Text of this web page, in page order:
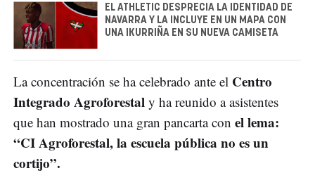
EL ATHLETIC DESPRECIA LA IDENTIDAD DE
NAVARRA Y LA INCLUYE EN UN MAPA CON
UNA IKURRIÑA EN SU NUEVA CAMISETA
La concentración se ha celebrado ante el Centro
Integrado Agroforestal y ha reunido a asistentes
que han mostrado una gran pancarta con el lema:
“CI Agroforestal, la escuela pública no es un
cortijo”.